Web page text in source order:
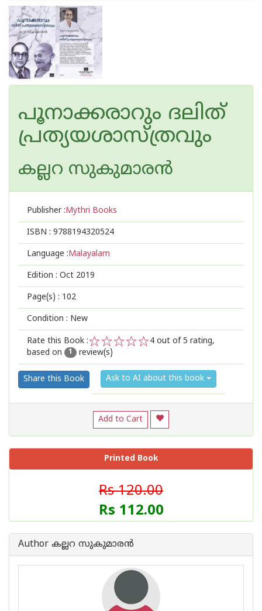
പൂനാക്കരാറും ദലിത്
പ്രത്യയശാസ്ത്രവും
കല്ലറ സുകുമാരന്‍
Publisher :Mythri Books
ISBN : 9788194320524
Language :Malayalam
Edition : Oct 2019
Page(s) : 102
Condition : New
Rate this Book :
2
1
4 out of 5 rating,
based on
1 review(s)
Share this Book Ask to AI about this book
Add to Cart
Printed Book
Rs 120.00
Rs 112.00
Author കല്ലറ സുകുമാരന്‍